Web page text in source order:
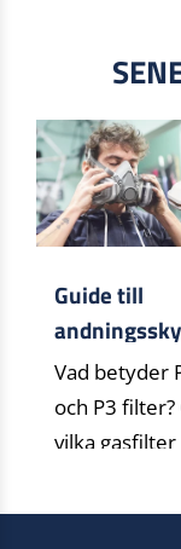
Guide till
Förstå
och klasser
P2, P3)
Vad betyder
och P3 filter?
vilka gasfilter
en lättförs[...]